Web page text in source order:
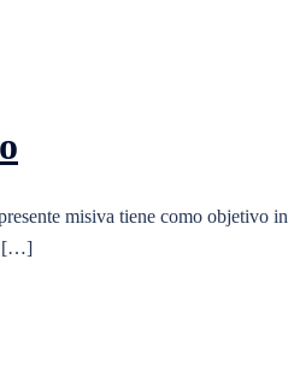
misiva tiene como objetivo
[…]